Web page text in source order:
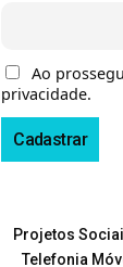
Ao
privacidade.
Projetos
Telefonia